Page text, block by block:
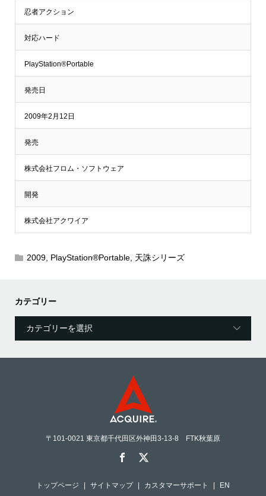
忍者アクション
対応ハード
PlayStation®Portable
発売日
2009年2月12日
発売
株式会社フロム・ソフトウェア
開発
株式会社アクワイア
2009, PlayStation®Portable, 天誅シリーズ
カテゴリー
〒101-0021 東京都千代田区外神田3-13-8 FTK秋葉原
トップページ サイトマップ カスタマーサポート EN